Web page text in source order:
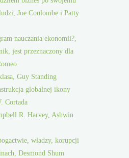
Joe Coulombe i Patty
nauczania ekonomii?,
jest przeznaczony dla
Guy Standing
globalnej ikony
Cortada
R. Harvey, Ashwin
władzy, korupcji
Desmond Shum